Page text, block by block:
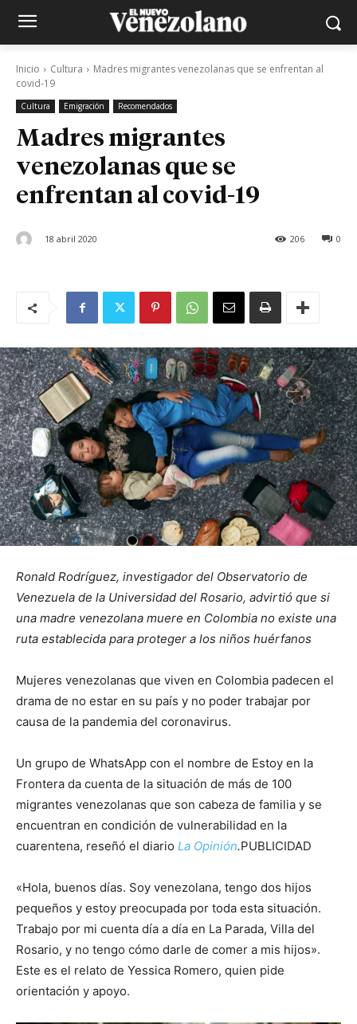
Inicio Cultura
Madres migrantes venezolanas que se enfrentan al
covid-19
Cultura Emigración Recomendados
Madres migrantes
venezolanas que se
enfrentan al covid-19
18 abril 2020 0
206
Ronald Rodríguez, investigador del Observatorio de
Venezuela de la Universidad del Rosario, advirtió que si
una madre venezolana muere en Colombia no existe una
ruta establecida para proteger a los niños huérfanos
Mujeres venezolanas que viven en Colombia padecen el
drama de no estar en su país y no poder trabajar por
causa de la pandemia del coronavirus.
Un grupo de WhatsApp con el nombre de Estoy en la
Frontera da cuenta de la situación de más de 100
migrantes venezolanas que son cabeza de familia y se
encuentran en condición de vulnerabilidad en la
cuarentena, reseñó el diario La Opinión.PUBLICIDAD
«Hola, buenos días. Soy venezolana, tengo dos hijos
pequeños y estoy preocupada por toda esta situación.
Trabajo por mi cuenta día a día en La Parada, Villa del
Rosario, y no tengo cómo darle de comer a mis hijos».
Este es el relato de Yessica Romero, quien pide
orientación y apoyo.